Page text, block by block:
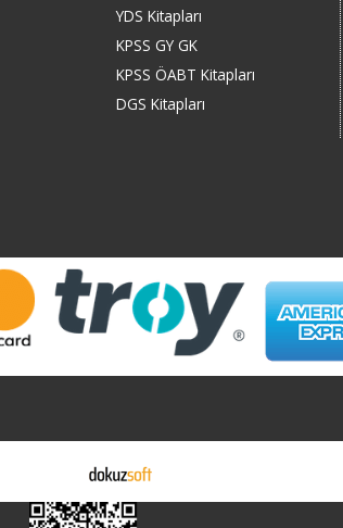
YDS Kitapları
KPSS GY GK
KPSS ÖABT Kitapları
DGS Kitapları